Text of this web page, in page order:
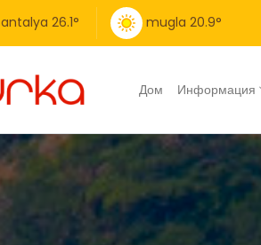
antalya 26.1° mugla 20.9°
Дом Информация